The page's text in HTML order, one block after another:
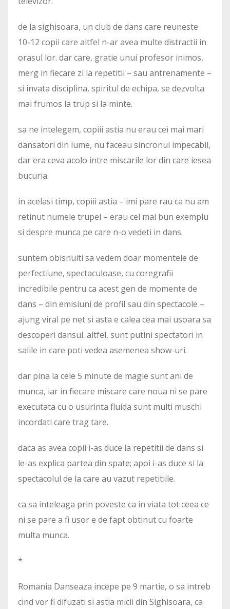
de la sighisoara, un club de dans care reuneste
10-12 copii care altfel n-ar avea multe distractii in
orasul lor. dar care, gratie unui profesor inimos,
merg in fiecare zi la repetitii – sau antrenamente –
si invata disciplina, spiritul de echipa, se dezvolta
mai frumos la trup si la minte.
sa ne intelegem, copiii astia nu erau cei mai mari
dansatori din lume, nu faceau sincronul impecabil,
dar era ceva acolo intre miscarile lor din care iesea
bucuria.
in acelasi timp, copiii astia – imi pare rau ca nu am
retinut numele trupei – erau cel mai bun exemplu
si despre munca pe care n-o vedeti in dans.
suntem obisnuiti sa vedem doar momentele de
perfectiune, spectaculoase, cu coregrafii
incredibile pentru ca acest gen de momente de
dans – din emisiuni de profil sau din spectacole –
ajung viral pe net si asta e calea cea mai usoara sa
descoperi dansul. altfel, sunt putini spectatori in
salile in care poti vedea asemenea show-uri.
dar pina la cele 5 minute de magie sunt ani de
munca, iar in fiecare miscare care noua ni se pare
executata cu o usurinta fluida sunt multi muschi
incordati care trag tare.
daca as avea copii i-as duce la repetitii de dans si
le-as explica partea din spate; apoi i-as duce si la
spectacolul de la care au vazut repetitiile.
ca sa inteleaga prin poveste ca in viata tot ceea ce
ni se pare a fi usor e de fapt obtinut cu foarte
multa munca.
*
Romania Danseaza incepe pe 9 martie, o sa intreb
cind vor fi difuzati si astia micii din Sighisoara, ca